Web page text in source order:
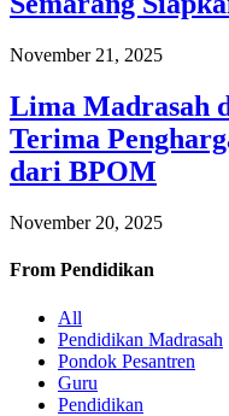
November 21, 2025
Lima Madrasah
Terima
dari BPOM
November 20, 2025
From Pendidikan
All
Pendidikan Madrasah
Pondok Pesantren
Guru
Pendidikan